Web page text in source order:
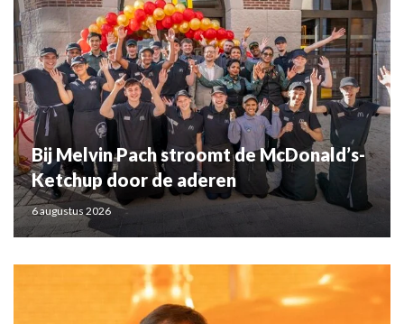
Bij Melvin Pach stroomt de McDonald’s-
Ketchup door de aderen
6 augustus 2026